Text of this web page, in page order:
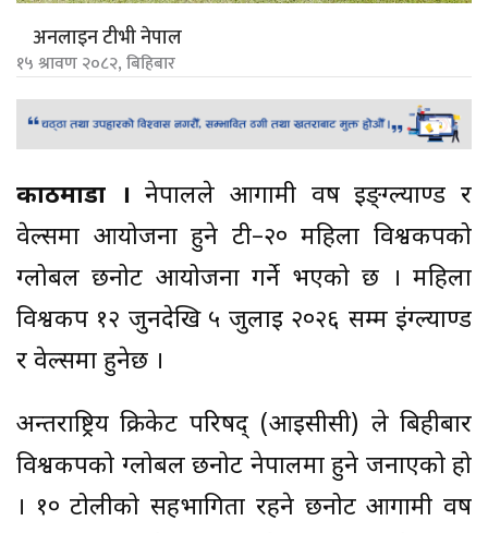
अनलाइन टीभी नेपाल
१५ श्रावण २०८२, बिहिबार
काठमाडौं । नेपालले आगामी वर्ष इङ्ग्ल्याण्ड र
वेल्समा आयोजना हुने टी–२० महिला विश्वकपको
ग्लोबल छनोट आयोजना गर्ने भएको छ । महिला
विश्वकप १२ जुनदेखि ५ जुलाई २०२६ सम्म इंग्ल्याण्ड
र वेल्समा हुनेछ ।
अन्तर्राष्ट्रिय क्रिकेट परिषद् (आईसीसी) ले बिहीबार
विश्वकपको ग्लोबल छनोट नेपालमा हुने जनाएको हो
। १० टोलीको सहभागिता रहने छनोट आगामी वर्ष